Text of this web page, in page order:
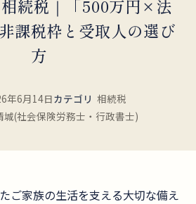
続税｜「500万円×法
課税枠と受取人の選び
方
年6月14日カテゴリ 相続税
城(社会保険労務士・行政書士)
ご家族の生活を支える大切な備え